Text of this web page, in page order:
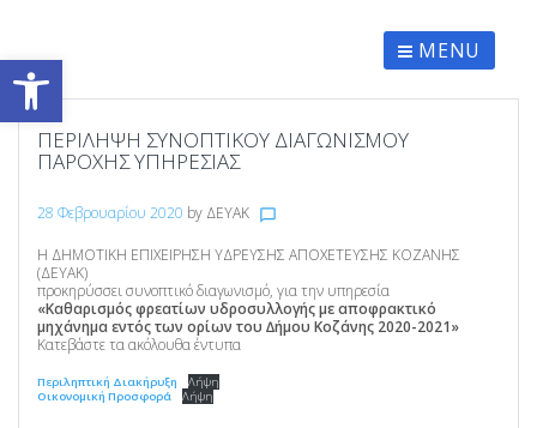
Ανοίξτε τη γραμμή εργαλείων MENU
ΠΕΡΙΛΗΨΗ ΣΥΝΟΠΤΙΚΟΥ ΔΙΑΓΩΝΙΣΜΟΥ
ΠΑΡΟΧΗΣ ΥΠΗΡΕΣΙΑΣ
28 Φεβρουαρίου 2020 by ΔΕΥΑΚ chat_bubble_outline
Η ΔΗΜΟΤΙΚΗ ΕΠΙΧΕΙΡΗΣΗ ΥΔΡΕΥΣΗΣ ΑΠΟΧΕΤΕΥΣΗΣ ΚΟΖΑΝΗΣ
(ΔΕΥΑΚ)
προκηρύσσει συνοπτικό διαγωνισµό, για την υπηρεσία
«Καθαρισµός φρεατίων υδροσυλλογής µε αποφρακτικό
µηχάνηµα εντός των ορίων του ∆ήµου Κοζάνης 2020-2021»
Κατεβάστε τα ακόλουθα έντυπα
Περιληπτική Διακήρυξη
Λήψη
Οικονομική Προσφορά
Λήψη